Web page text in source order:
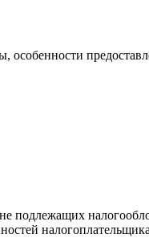
подлежащих